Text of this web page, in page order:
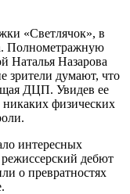
«Светлячок», в
Полнометражную
Наталья Назарова
зрители думают, что
ДЦП. Увидев ее
никаких физических
интересных
режиссерский дебют
о превратностях